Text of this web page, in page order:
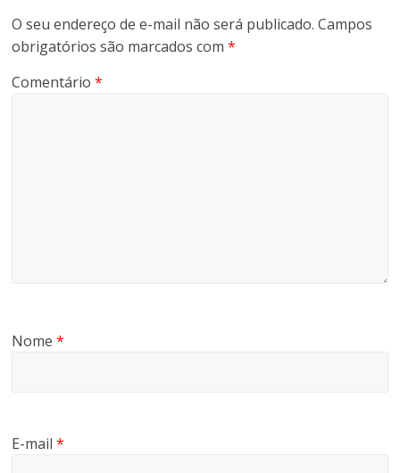
O seu endereço de e-mail não será publicado. Campos
obrigatórios são marcados com*
Comentário*
Nome*
E-mail*